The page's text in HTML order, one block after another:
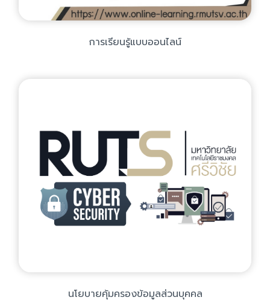
การเรียนรู้แบบออนไลน์
นโยบายคุ้มครองข้อมูลส่วนบุคคล